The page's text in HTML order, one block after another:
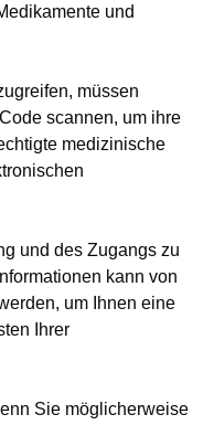
und
müssen
scannen, um ihre
medizinische
und des Zugangs zu
kann von
um Ihnen eine
Ihrer
Sie möglicherweise